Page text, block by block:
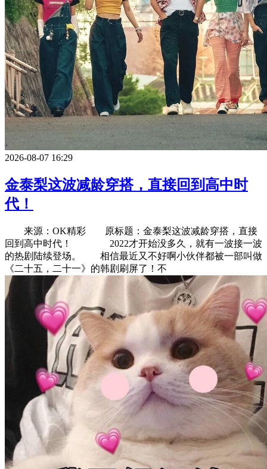
2026-08-07 16:29
金泰梨这波减龄穿搭，直接回到高中时
代！
来源：OK精彩 原标题：金泰梨这波减龄穿搭，直接
回到高中时代！ 2022才开始没多久，就有一波接一波
的热剧陆续登场。 相信最近又不好啊小伙伴都被一部叫做
《二十五，二十一》的韩剧刷屏了！不